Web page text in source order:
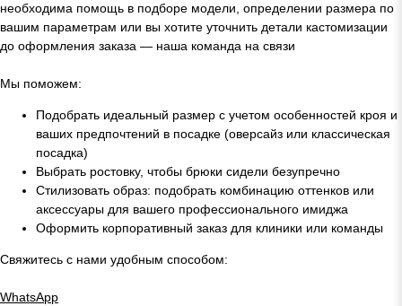
необходима помощь в подборе модели, определении размера по
вашим параметрам или вы хотите уточнить детали кастомизации
до оформления заказа — наша команда на связи
Мы поможем:
Подобрать идеальный размер с учетом особенностей кроя и
ваших предпочтений в посадке (оверсайз или классическая
посадка)
Выбрать ростовку, чтобы брюки сидели безупречно
Стилизовать образ: подобрать комбинацию оттенков или
аксессуары для вашего профессионального имиджа
Оформить корпоративный заказ для клиники или команды
Свяжитесь с нами удобным способом:
WhatsApp